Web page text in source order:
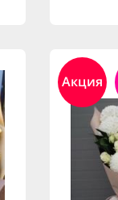
Акция